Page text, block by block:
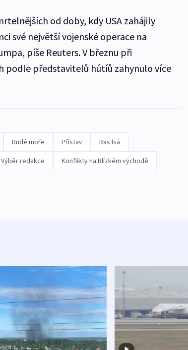
od doby, kdy USA zahájily
své největší vojenské operace na
píše Reuters. V březnu při
podle představitelů hútíů zahynulo více
Rudé moře Přístav Ras Ísá
Výběr redakce Konflikty na Blízkém východě